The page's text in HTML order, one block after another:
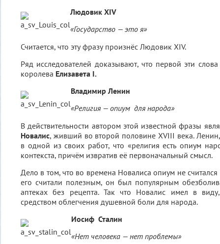
Людовик XIV
«Государство — это я»
Считается, что эту фразу произнёс Людовик XIV.
Ряд исследователей доказывают, что первой эти
королева Елизавета I.
Владимир Ленин
«Религия — опиум для народа»
В действительно­сти автором этой известной фразы
Новалис, живший во второй половине XVIII века.
в одной из своих работ, что «религия есть опиум
контекста, причём извратив её первоначальный смысл.
Дело в том, что во времена Новалиса опиум не считался
его считали полезным, он был популярным
аптеках без рецепта. Так что Новалис имел в
средством облегчения душевной боли для народа.
Иосиф Сталин
«Нет человека — нет проблемы»